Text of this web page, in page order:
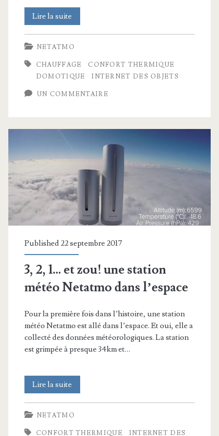
Lire la suite
présente
:
Intuitiv
NETATMO
CHAUFFAGE
CONFORT THERMIQUE
DOMOTIQUE
INTERNET DES OBJETS
UN COMMENTAIRE
Published 22 septembre 2017
3, 2, 1… et zou! une station
météo Netatmo dans l’espace
Pour la première fois dans l’histoire, une station
météo Netatmo est allé dans l’espace. Et oui, elle a
collecté des données météorologiques. La station
est grimpée à presque 34km et…
Lire la suite
2,
1…
NETATMO
CONFORT THERMIQUE INTERNET DES